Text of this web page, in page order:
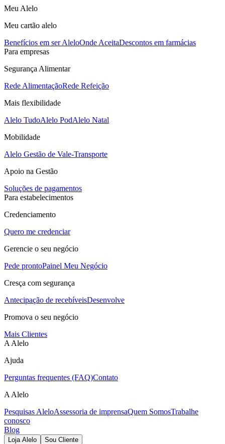
Meu Alelo
Meu cartão alelo
Benefícios em ser AleloOnde AceitaDescontos em farmácias
Para empresas
Segurança Alimentar
Rede AlimentaçãoRede Refeição
Mais flexibilidade
Alelo TudoAlelo PodAlelo Natal
Mobilidade
Alelo Gestão de Vale-Transporte
Apoio na Gestão
Soluções de pagamentos
Para estabelecimentos
Credenciamento
Quero me credenciar
Gerencie o seu negócio
Pede prontoPainel Meu Negócio
Cresça com segurança
Antecipação de recebíveisDesenvolve
Promova o seu negócio
Mais Clientes
A Alelo
Ajuda
Perguntas frequentes (FAQ)Contato
A Alelo
Pesquisas AleloAssessoria de imprensaQuem SomosTrabalhe
conosco
Blog
Loja Alelo Sou Cliente